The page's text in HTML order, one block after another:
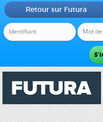
Retour sur Futura